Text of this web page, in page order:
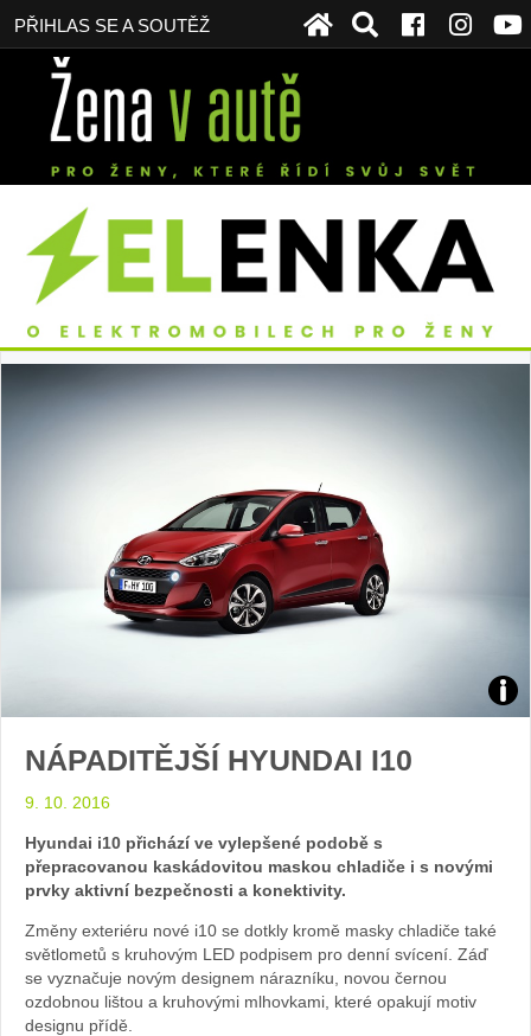
PŘIHLAS SE A SOUTĚŽ
NÁPADITĚJŠÍ HYUNDAI I10
9. 10. 2016
Hyundai i10 přichází ve vylepšené podobě s
přepracovanou kaskádovitou maskou chladiče i s novými
prvky aktivní bezpečnosti a konektivity.
Změny exteriéru nové i10 se dotkly kromě masky chladiče také
světlometů s kruhovým LED podpisem pro denní svícení. Záď
se vyznačuje novým designem nárazníku, novou černou
ozdobnou lištou a kruhovými mlhovkami, které opakují motiv
designu přídě.